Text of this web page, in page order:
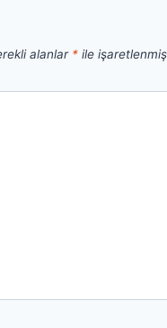
alanlar * ile